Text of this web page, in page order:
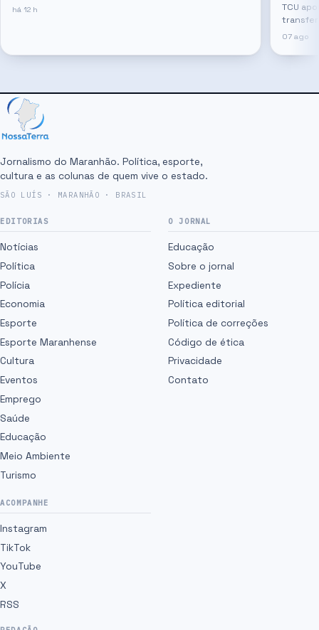
há 12 h
TCU
07 ago
Jornalismo do Maranhão. Política, esporte,
cultura e as colunas de quem vive o estado.
SÃO LUÍS · MARANHÃO · BRASIL
EDITORIAS
Notícias
Política
Polícia
Economia
Esporte
Esporte Maranhense
Cultura
Eventos
Emprego
Saúde
Educação
Meio Ambiente
Turismo
O JORNAL
Educação
Sobre o jornal
Expediente
Política editorial
Política de correções
Código de ética
Privacidade
Contato
ACOMPANHE
Instagram
TikTok
YouTube
X
RSS